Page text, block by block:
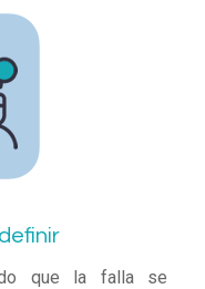
que la falla se